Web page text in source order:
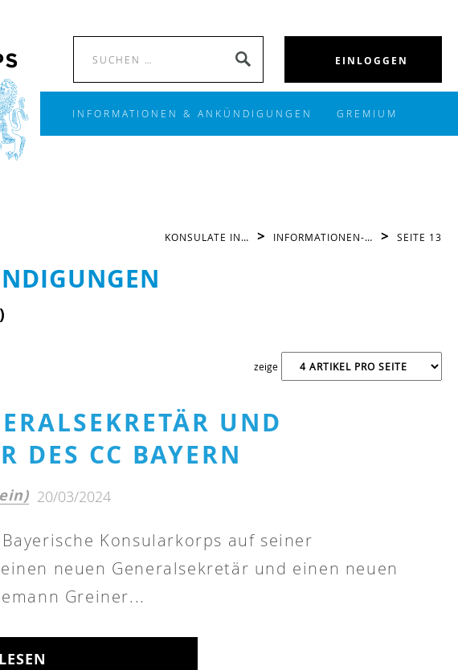
EINLOGGEN
INFORMATIONEN & ANKÜNDIGUNGEN GREMIUM
KONSULATE IN… > INFORMATIONEN-… > SEITE 13
zeige
UND
DES CC BAYERN
20/03/2024
Konsularkorps auf seiner
neuen Generalsekretär und einen neuen
Greiner...